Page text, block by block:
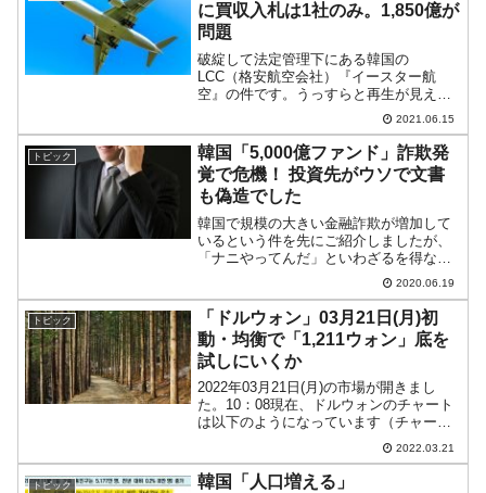
に買収入札は1社のみ。1,850億が
問題
破綻して法定管理下にある韓国の
LCC（格安航空会社）『イースター航
空』の件です。うっすらと再生が見えた
ような、そうでもないような……という
件をご紹介いたします。14日に行われた
入札結果は……調査会社によると「再生
するよりも清算した方が価値が...
2021.06.15
トピック
韓国「5,000億ファンド」詐欺発
覚で危機！ 投資先がウソで文書
も偽造でした
韓国で規模の大きい金融詐欺が増加して
いるという件を先にご紹介しましたが、
「ナニやってんだ」といわざるを得ない
どエライ案件が出ました。公共機関関連
の債券に投資するので安全性が高いです
よーと顧客を集めていた『オプティマス
資産運用』のファンドで「...
2020.06.19
トピック
「ドルウォン」03月21日(月)初
動・均衡で「1,211ウォン」底を
試しにいくか
2022年03月21日(月)の市場が開きまし
た。10：08現在、ドルウォンのチャート
は以下のようになっています（チャート
は『Investing.com』より引用）。前日の
コマ足を受けてのスタートですが、現在
のところ上下に強いトレンドは出てい...
2022.03.21
トピック 韓国「人口増える」